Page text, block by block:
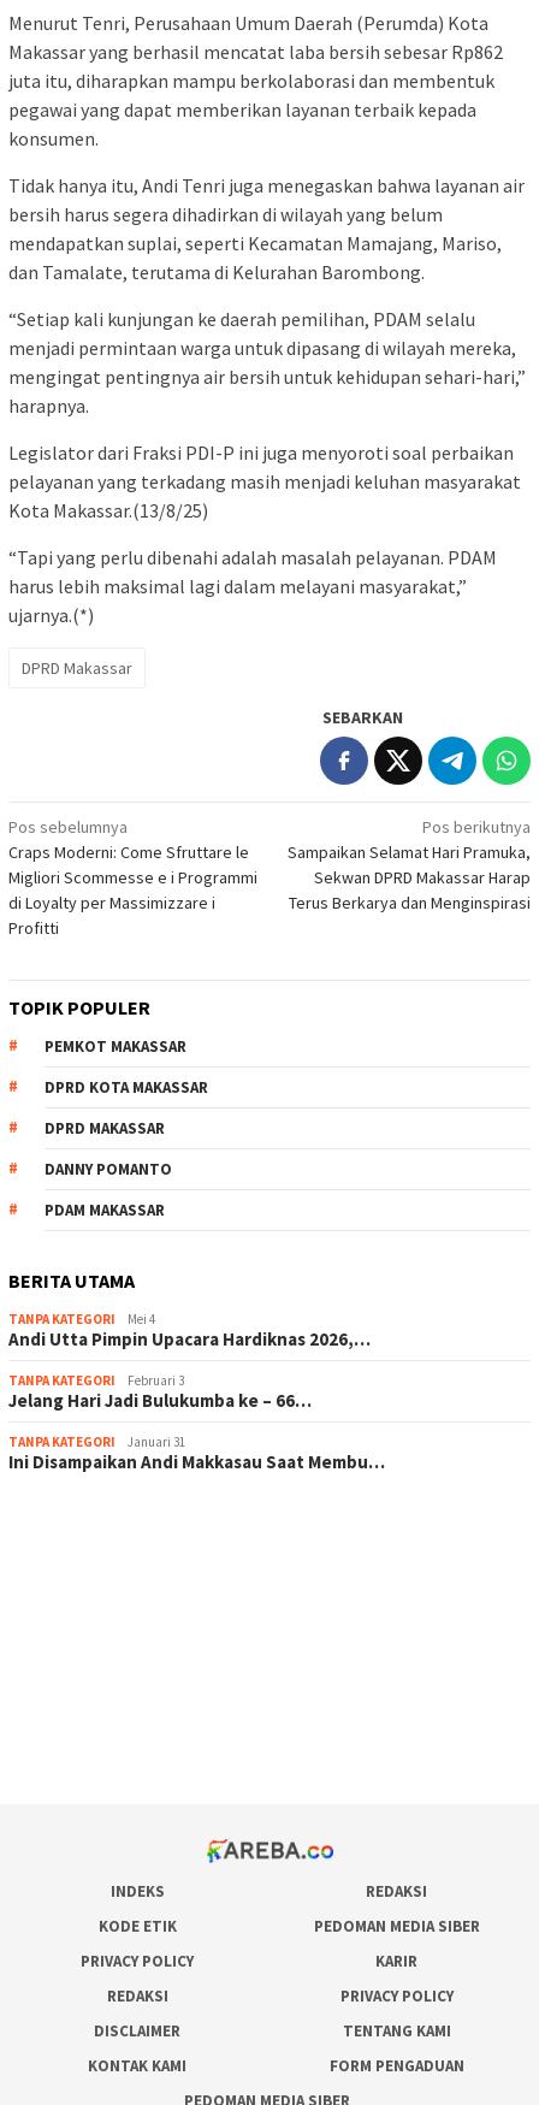
Menurut Tenri, Perusahaan Umum Daerah (Perumda) Kota
Makassar yang berhasil mencatat laba bersih sebesar Rp862
juta itu, diharapkan mampu berkolaborasi dan membentuk
pegawai yang dapat memberikan layanan terbaik kepada
konsumen.
Tidak hanya itu, Andi Tenri juga menegaskan bahwa layanan air
bersih harus segera dihadirkan di wilayah yang belum
mendapatkan suplai, seperti Kecamatan Mamajang, Mariso,
dan Tamalate, terutama di Kelurahan Barombong.
“Setiap kali kunjungan ke daerah pemilihan, PDAM selalu
menjadi permintaan warga untuk dipasang di wilayah mereka,
mengingat pentingnya air bersih untuk kehidupan sehari-hari,”
harapnya.
Legislator dari Fraksi PDI-P ini juga menyoroti soal perbaikan
pelayanan yang terkadang masih menjadi keluhan masyarakat
Kota Makassar.(13/8/25)
“Tapi yang perlu dibenahi adalah masalah pelayanan. PDAM
harus lebih maksimal lagi dalam melayani masyarakat,”
ujarnya.(*)
DPRD Makassar
SEBARKAN
Navigasi
pos
Pos sebelumnya
Craps Moderni: Come Sfruttare le
Migliori Scommesse e i Programmi
di Loyalty per Massimizzare i
Profitti
Pos berikutnya
Sampaikan Selamat Hari Pramuka,
Sekwan DPRD Makassar Harap
Terus Berkarya dan Menginspirasi
TOPIK POPULER
PEMKOT MAKASSAR
DPRD KOTA MAKASSAR
DPRD MAKASSAR
DANNY POMANTO
PDAM MAKASSAR
BERITA UTAMA
TANPA KATEGORI Mei 4
Andi Utta Pimpin Upacara Hardiknas 2026,…
TANPA KATEGORI Februari 3
Jelang Hari Jadi Bulukumba ke – 66…
TANPA KATEGORI Januari 31
Ini Disampaikan Andi Makkasau Saat Membu…
INDEKS
REDAKSI
KODE ETIK
PEDOMAN MEDIA SIBER
PRIVACY POLICY
KARIR
REDAKSI
PRIVACY POLICY
DISCLAIMER
TENTANG KAMI
KONTAK KAMI
FORM PENGADUAN